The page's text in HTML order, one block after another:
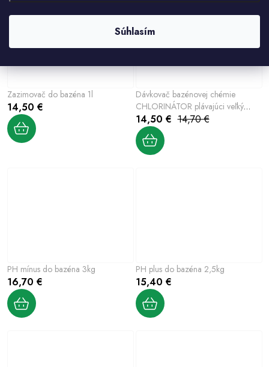
Súhlasím
Zazimovač do bazéna 1l
14,50 €
Dávkovač bazénovej chémie
CHLORINÁTOR plávajúci veľký
d23cm
14,50 € 14,70 €
PH mínus do bazéna 3kg
16,70 €
PH plus do bazéna 2,5kg
15,40 €